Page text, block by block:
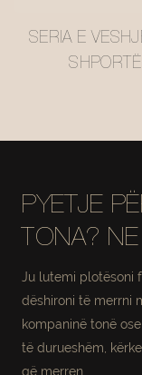
SERIA E
SHPORTË
PYETJE
TONA?
Ju lutemi plotësoni
dëshironi të merrni
kompaninë tonë
të durueshëm,
që merren.